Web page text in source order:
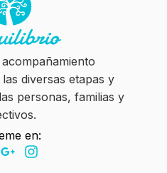
diversas etapas y
personas, familias y
en: